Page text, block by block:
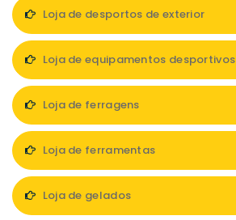
Loja de desportos de exterior
Loja de equipamentos desportivos
Loja de ferragens
Loja de ferramentas
Loja de gelados